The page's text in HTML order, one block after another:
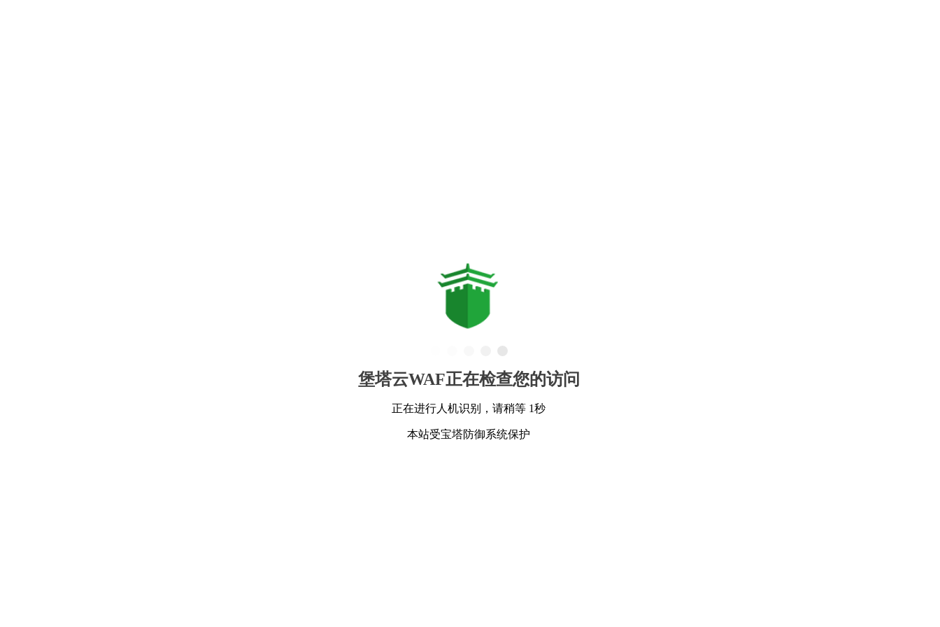
堡塔云WAF正在检查您的访问
正在进行人机识别，请稍等 1秒
本站受宝塔防御系统保护